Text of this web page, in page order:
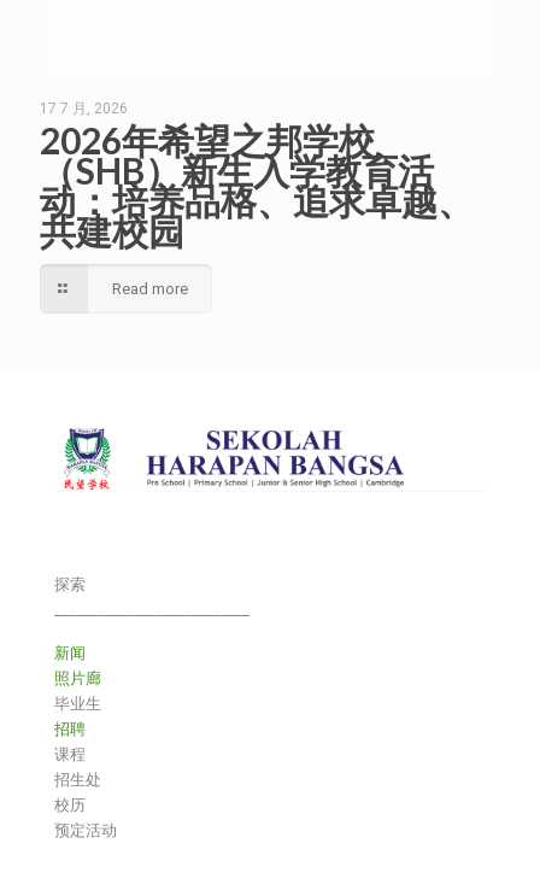
17 7 月, 2026
2026年希望之邦学校
（SHB）新生入学教育活
动：培养品格、追求卓越、
共建校园
Read more
探索
新闻
照片廊
毕业生
招聘
课程
招生处
校历
预定活动